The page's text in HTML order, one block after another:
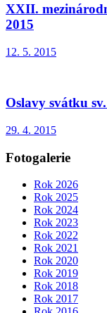
XXII.
2015
12. 5. 2015
Oslavy svátku
29. 4. 2015
Fotogalerie
Rok 2026
Rok 2025
Rok 2024
Rok 2023
Rok 2022
Rok 2021
Rok 2020
Rok 2019
Rok 2018
Rok 2017